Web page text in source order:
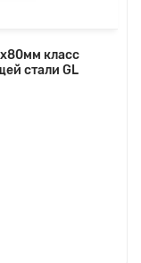
класс
стали GL